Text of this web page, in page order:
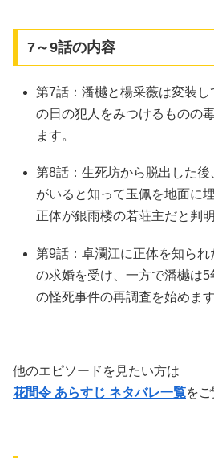
7～9話の内容
第7話：潘樾と楊采薇は変装
の日の犯人をみつけるものの
ます。
第8話：生死坊から脱出した
がいると知って玉佩を地面に
正体が銀雨楼の若荘主だと判明
第9話：卓瀾江に正体を知ら
の求婚を受け、一方で潘樾は5
の怪死事件の再調査を始めます
他のエピソードを見たい方は
花間令 あらすじ ネタバレ一覧をご